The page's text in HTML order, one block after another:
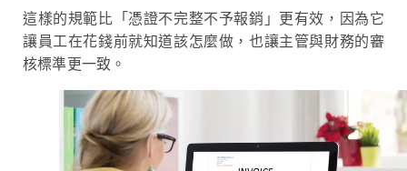
這樣的規範比「憑證不完整不予報銷」更有效，因為它
讓員工在花錢前就知道該怎麼做，也讓主管與財務的審
核標準更一致。